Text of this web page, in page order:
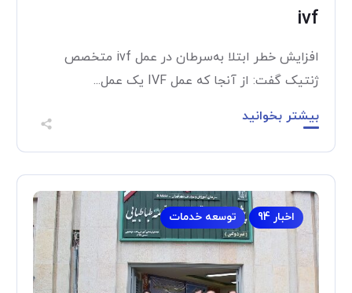
ivf
افزایش خطر ابتلا به‌سرطان در عمل ivf متخصص
ژنتیک گفت: از آنجا که عمل IVF یک عمل...
بیشتر بخوانید
اخبار 94 توسعه خدمات